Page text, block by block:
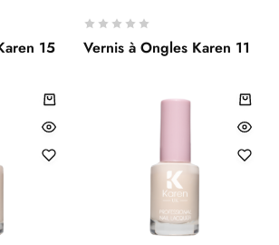
15 Vernis à Ongles Karen 11